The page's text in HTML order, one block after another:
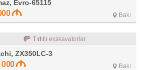
Evro-65115
Bakı
Tırtıllı ekskavatorlar
ZX350LC-3
000 Bakı